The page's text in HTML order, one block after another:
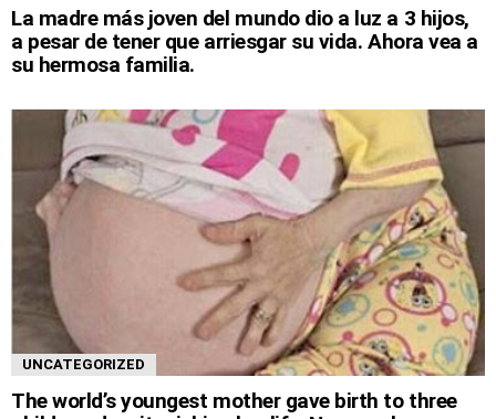
La madre más joven del mundo dio a luz a 3 hijos,
a pesar de tener que arriesgar su vida. Ahora vea a
su hermosa familia.
UNCATEGORIZED
The world’s youngest mother gave birth to three